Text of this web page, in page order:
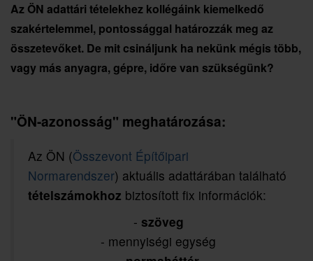
Az ÖN adattári tételekhez kollégáink kiemelkedő
szakértelemmel, pontossággal határozzák meg az
összetevőket. De mit csináljunk ha nekünk mégis több,
vagy más anyagra, gépre, időre van szükségünk?
"ÖN-azonosság" meghatározása:
Az ÖN (Összevont Építőipari
Normarendszer) aktuális adattárában található
tételszámokhoz biztosított fix információk:
- szöveg
- mennyiségi egység